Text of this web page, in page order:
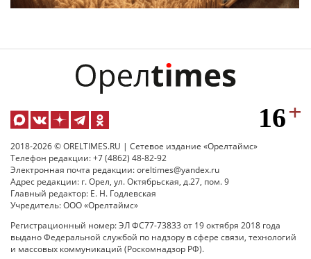
2018-2026 © ORELTIMES.RU | Сетевое издание «Орелтаймс»
Телефон редакции: +7 (4862) 48-82-92
Электронная почта редакции: oreltimes@yandex.ru
Адрес редакции: г. Орел, ул. Октябрьская, д.27, пом. 9
Главный редактор: Е. Н. Годлевская
Учредитель: ООО «Орелтаймс»
Регистрационный номер: ЭЛ ФС77-73833 от 19 октября 2018 года
выдано Федеральной службой по надзору в сфере связи, технологий
и массовых коммуникаций (Роскомнадзор РФ).